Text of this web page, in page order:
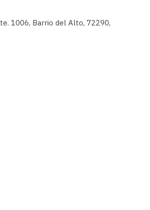
1006, Barrio del Alto, 72290,